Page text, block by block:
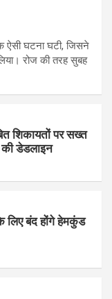
ऐसी घटना घटी, जिसने
रोज की तरह सुबह
शिकायतों पर सख्त
डेडलाइन
बंद होंगे हेमकुंड